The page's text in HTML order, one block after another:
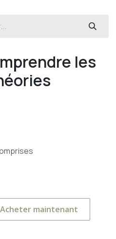
les
Acheter maintenant